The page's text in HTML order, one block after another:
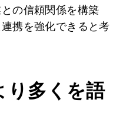
の信頼関係を構築
携を強化できると考
り多くを語